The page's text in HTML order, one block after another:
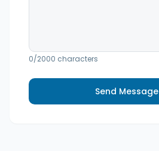
0/2000 characters
Send Message